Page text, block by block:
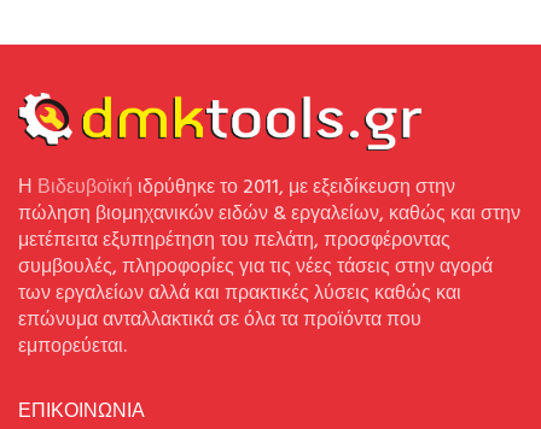
Η Βιδευβοϊκή ιδρύθηκε το 2011, με εξειδίκευση στην
πώληση βιομηχανικών ειδών & εργαλείων, καθώς και στην
μετέπειτα εξυπηρέτηση του πελάτη, προσφέροντας
συμβουλές, πληροφορίες για τις νέες τάσεις στην αγορά
των εργαλείων αλλά και πρακτικές λύσεις καθώς και
επώνυμα ανταλλακτικά σε όλα τα προϊόντα που
εμπορεύεται.
ΕΠΙΚΟΙΝΩΝΙΑ